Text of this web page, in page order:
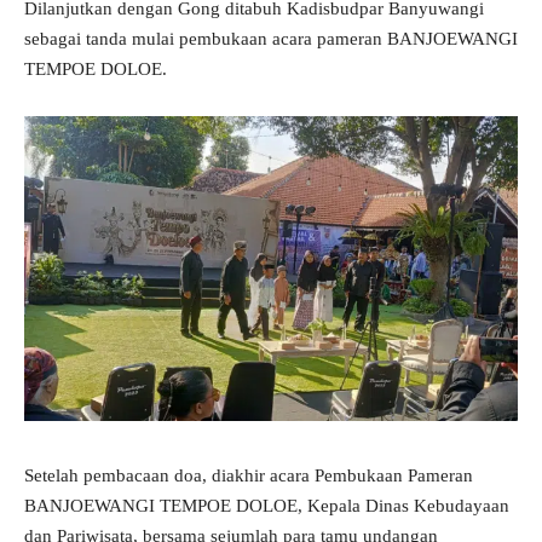
Dilanjutkan dengan Gong ditabuh Kadisbudpar Banyuwangi
sebagai tanda mulai pembukaan acara pameran BANJOEWANGI
TEMPOE DOLOE.
Setelah pembacaan doa, diakhir acara Pembukaan Pameran
BANJOEWANGI TEMPOE DOLOE, Kepala Dinas Kebudayaan
dan Pariwisata, bersama sejumlah para tamu undangan